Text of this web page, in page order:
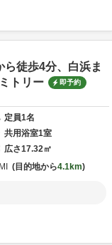
徒歩4分、白浜ま
トリー
即予約
定員1名
共用浴室1室
広さ17.32㎡
目的地から4.1km